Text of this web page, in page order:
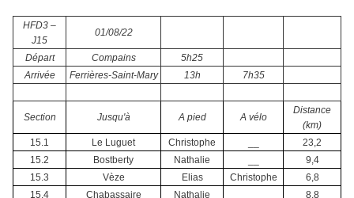
HFD3 –
J15
01/08/22
Départ Compains
5h25
Arrivée
Ferrières-Saint-Mary 13h 7h35
Section Jusqu'à A pied A vélo
Distance
(km)
15.1
Le Luguet Christophe
23,2
15.2
Bostberty Nathalie
9,4
15.3
Vèze Elias Christophe
6,8
15.4
Chabassaire Nathalie
8,8